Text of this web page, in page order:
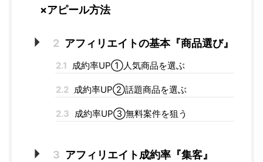
×アピール方法
2 アフィリエイトの基本『商品選び』
2.1 成約率UP①人気商品を選ぶ
2.2 成約率UP②話題商品を選ぶ
2.3 成約率UP③無料案件を狙う
3 アフィリエイト成約率『集客』